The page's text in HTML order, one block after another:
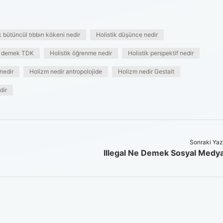
bütüncül tıbbın kökeni nedir Holistik düşünce nedir
TDK Holistik öğrenme nedir Holistik perspektif nedir
Holizm nedir antropolojide Holizm nedir Gestalt
Sonraki
Illegal Ne Demek Sosyal